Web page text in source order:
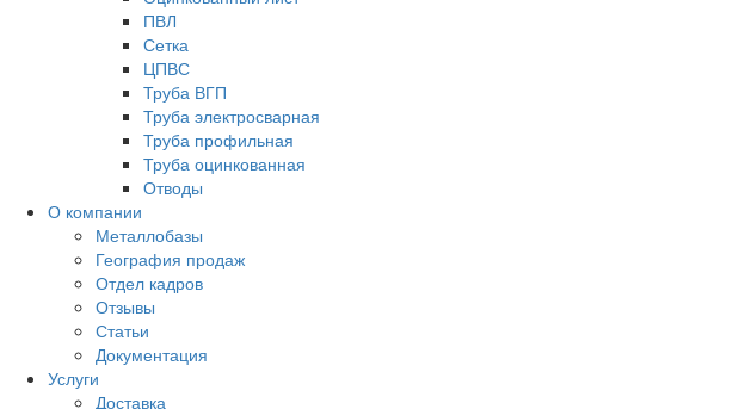
ПВЛ
Сетка
ЦПВС
Труба ВГП
Труба электросварная
Труба профильная
Труба оцинкованная
Отводы
О компании
Металлобазы
География продаж
Отдел кадров
Отзывы
Статьи
Документация
Услуги
Доставка